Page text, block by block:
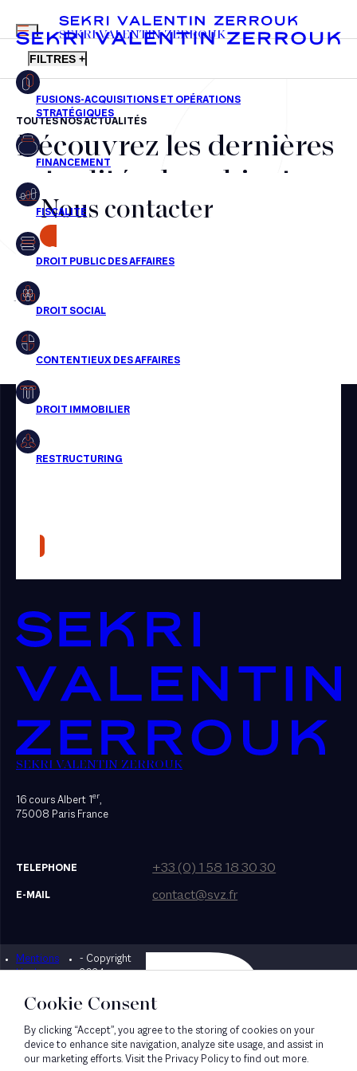
FR EN
MENU
SEKRI VALENTIN ZERROUK
FILTRES +
Fusions-acquisitions et opérations stratégiques
Financement
Fiscalité
Droit public des affaires
Droit social
Droit immobilier
Restructuring
Presse
TOUTES NOS ACTUALITÉS
Découvrez les dernières
actualités du cabinet,
nos récompenses et nos
transactions, jour après
jour
Aucun résultats pour cette recherche
Nous contacter
SEKRI VALENTIN ZERROUK
16 cours Albert 1er,
75008 Paris France
TELEPHONE +33 (0) 1 58 18 30 30
E-MAIL contact@svz.fr
Mentions
légales
- Copyright
2024
Designed by Bonhomme
Cookie Consent
By clicking “Accept”, you agree to the storing of cookies on your
device to enhance site navigation, analyze site usage, and assist in
our marketing efforts. Visit the Privacy Policy to find out more.